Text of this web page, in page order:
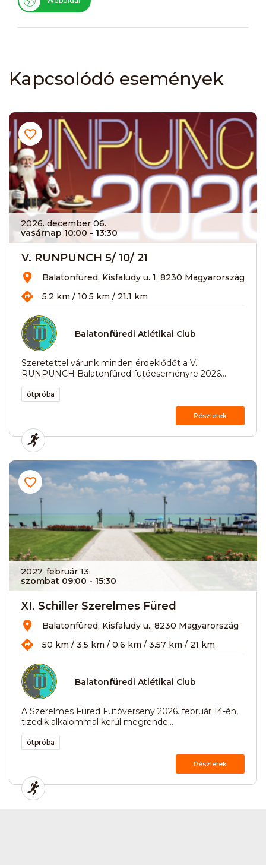
Kapcsolódó események
2026. december 06.
vasárnap 10:00 - 13:30
V. RUNPUNCH 5/ 10/ 21
Balatonfüred, Kisfaludy u. 1, 8230 Magyarország
5.2 km / 10.5 km / 21.1 km
Balatonfüredi Atlétikai Club
Szeretettel várunk minden érdeklődőt a V.
RUNPUNCH Balatonfüred futóeseményre 2026....
ötpróba
Részletek
2027. február 13.
szombat 09:00 - 15:30
XI. Schiller Szerelmes Füred
Balatonfüred, Kisfaludy u., 8230 Magyarország
50 km / 3.5 km / 0.6 km / 3.57 km / 21 km
Balatonfüredi Atlétikai Club
A Szerelmes Füred Futóverseny 2026. február 14-én,
tizedik alkalommal kerül megrende...
ötpróba
Részletek